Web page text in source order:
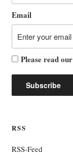
Email
Please read our
RSS
RSS-Feed